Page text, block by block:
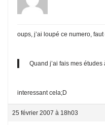
oups, j’ai loupé ce numero,
Quand j’ai fais mes études
interessant cela;D
25 février 2007 à 18h03